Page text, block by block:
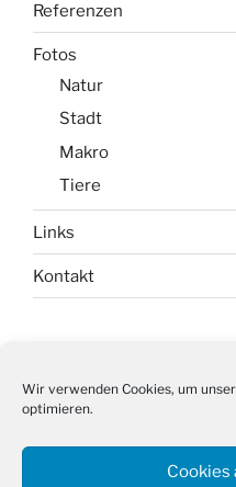
Wir verwenden Cookies, um
optimieren.
Cookies
Referenzen
Fotos
Natur
Stadt
Makro
Tiere
Links
Kontakt
Datenschutz
Cookie-Richtlinie (EU)